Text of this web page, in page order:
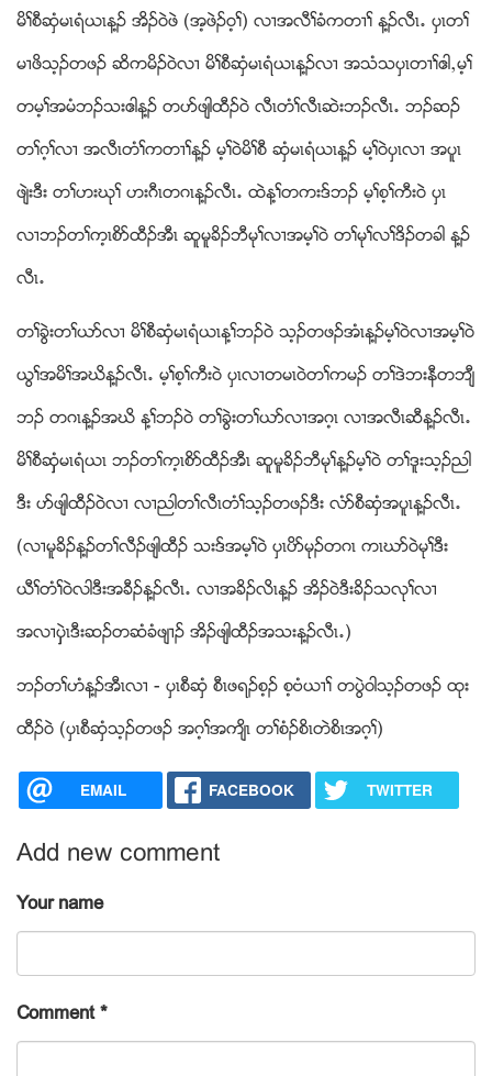
မိႈစီဆွံမၚရံဎၚန႔ဥ အိဥ၀ဲဖဲ (အ့ဖဲဥ၀့ႈ) လ႕အလီႈခံကတ႕ႈ န႔ဥလီၚ’ ပွၚတႈ
မ႕ဖိသ့ဥတဖဥ ဆိကမိဥ၀ဲလ႕ မိႈစီဆွံမၚရံဎၚန႔ဥလ႕ အသံသပွၚတ႕ႈဧါယမ့ႈ
တမ့ႈအမံဘဥသးဧါန႔ဥ တပဏဖ်ါထီဥ၀ဲ လီၚတံႈလီၚဆဲးဘဥလီၚ’ ဘဥဆဥ
တႈဂ့ႈလ႕ အလီၚတံႈကတ႕ႈန႔ဥ မ့ႈ၀ဲမိႈစီ ဆွံမၚရံဎၚန႔ဥ မ႔ႈ၀ဲပွၚလ႕ အပူၚ
ဖ်ဲးဒီး တႈဟးဃုႈ ဟးဂီၚတဂၚန႔ဥလီၚ’ ထဲန႔ႈတကးဒ္ဘဥ မ့ႈစ့ႈကီး၀ဲ ပွၚ
လ႕ဘဥတႈက့ၚစိဏထီဥအီၚ ဆူမူခိဥဘီမုႈလ႕အမ့ႈ၀ဲ တႈမုႈလႈဒိဥတခါ န႔ဥ
လီၚ’
တႈခြဲးတႈဎဏလ႕ မိႈစီဆွံမၚရံဎၚန႔ႈဘဥ၀ဲ သ့ဥတဖဥအံၚန႔ဥမ့ႈ၀ဲလ႕အမ့ႈ၀ဲ
ဎြႈအမိႈအဃိန႔ဥလီၚ’ မ့ႈစ့ႈကီး၀ဲ ပွၚလ႕တမၚ၀ဲတႈကမဥ တႈဒဲဘးနီတဘ်ီ
ဘဥ တဂၚန႔ဥအဃိ န႔ႈဘဥ၀ဲ တႈခြဲးတႈဎဏလ႕အဂ့ၚ လ႕အလီၚဆီန႔ဥလီၚ’
မိႈစီဆွွံမၚရံဎၚ ဘဥတႈက့ၚစိဏထီဥအီၚ ဆူမူခိဥဘီမုႈန႔ဥမ့ႈ၀ဲ တႈဒူးသ့ဥညါ
ဒီး ပဏဖ်ါထီဥ၀ဲလ႕ လ႕ညါတႈလီၚတံႈသ့ဥတဖဥဒီး လံဏစီဆွံအပူၚန႔ဥလီၚ’
(လ႕မူခိဥန႔ဥတႈလီဥဖ်ါထီဥ သးဒ္အမ့ႈ၀ဲ ပွၚပိဏမုဥတဂၚ ကၚဃဏ၀ဲမုႈဒီး
ဎီႈတံႈ၀ဲလါဒီးအခီဥန႔ဥလီၚ’ လ႕အခိဥလိၚန႔ဥ အိဥ၀ဲဒီးခိဥသလုႈလ႕
အလ႕ပွွဲၚဒီးဆဥတဆံခံဖ်႕ဥ အိဥဖ်ါထီဥအသးန႔ဥလီၚ’)
ဘဥတႈဟံန႔ဥအီၚလ႕ - ပွၚစီဆွံ စီၚဖရဥစ့ဥ စ့ဗံဎ႕ႈ တပြဲ၀ါသ့ဥတဖဥ ထုး
ထီဥ၀ဲ (ပွၚစီဆွံသ့ဥတဖဥ အဂ့ႈအက်ိၚ တႈစံဥစိၚတဲစိၚအဂ့ႈ)
EMAIL FACEBOOK TWITTER
Add new comment
Your name
Comment*